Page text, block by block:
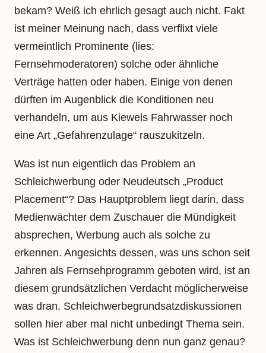
bekam? Weiß ich ehrlich gesagt auch nicht. Fakt
ist meiner Meinung nach, dass verflixt viele
vermeintlich Prominente (lies:
Fernsehmoderatoren) solche oder ähnliche
Verträge hatten oder haben. Einige von denen
dürften im Augenblick die Konditionen neu
verhandeln, um aus Kiewels Fahrwasser noch
eine Art „Gefahrenzulage“ rauszukitzeln.
Was ist nun eigentlich das Problem an
Schleichwerbung oder Neudeutsch „Product
Placement“? Das Hauptproblem liegt darin, dass
Medienwächter dem Zuschauer die Mündigkeit
absprechen, Werbung auch als solche zu
erkennen. Angesichts dessen, was uns schon seit
Jahren als Fernsehprogramm geboten wird, ist an
diesem grundsätzlichen Verdacht möglicherweise
was dran. Schleichwerbegrundsatzdiskussionen
sollen hier aber mal nicht unbedingt Thema sein.
Was ist Schleichwerbung denn nun ganz genau?